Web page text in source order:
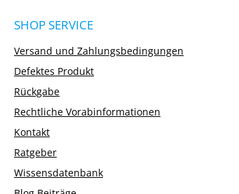
SHOP SERVICE
Versand und Zahlungsbedingungen
Defektes Produkt
Rückgabe
Rechtliche Vorabinformationen
Kontakt
Ratgeber
Wissensdatenbank